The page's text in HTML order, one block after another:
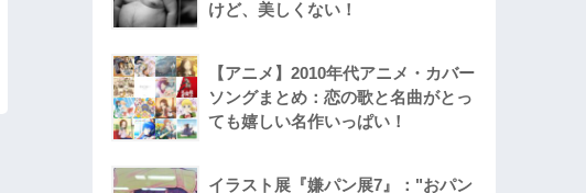
けど、美しくない！
【アニメ】2010年代アニメ・カバー
ソングまとめ：恋の歌と名曲がとっ
ても嬉しい名作いっぱい！
イラスト展『嫌パン展7』："おパン